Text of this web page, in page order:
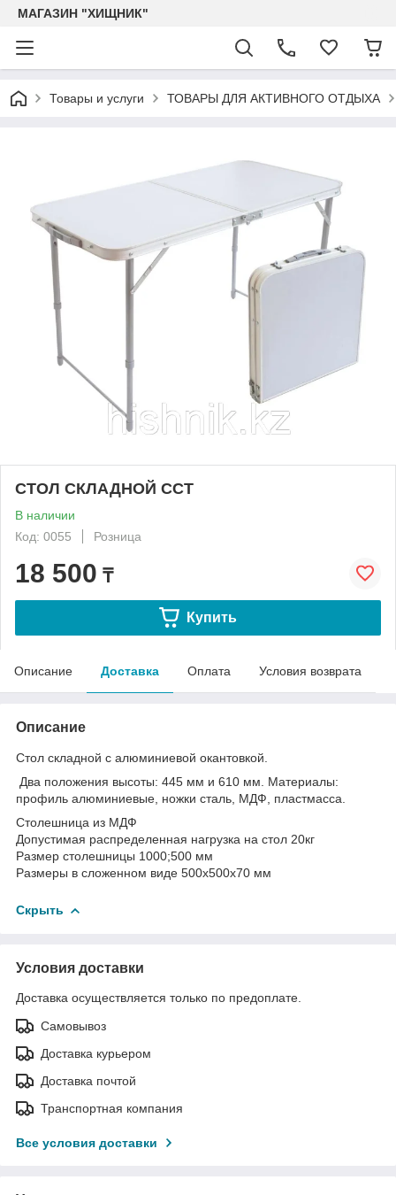
МАГАЗИН "ХИЩНИК"
Товары и услуги ТОВАРЫ ДЛЯ АКТИВНОГО ОТДЫХА
СТОЛ СКЛАДНОЙ CCT
В наличии
Код: 0055
Розница
18 500 ₸
Купить
Описание Доставка Оплата Условия возврата
Описание
Стол складной с алюминиевой окантовкой.
Два положения высоты: 445 мм и 610 мм. Материалы:
профиль алюминиевые, ножки сталь, МДФ, пластмасса.
Столешница из МДФ
Допустимая распределенная нагрузка на стол 20кг
Размер столешницы 1000;500 мм
Размеры в сложенном виде 500x500x70 мм
Скрыть
Условия доставки
Доставка осуществляется только по предоплате.
Самовывоз
Доставка курьером
Доставка почтой
Транспортная компания
Все условия доставки